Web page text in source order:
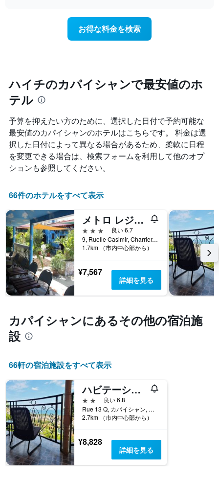
均
料
金
を
表
し
て
い
ま
す
集
計
し
表
示
し
た
も
の
表
軸
1
本
は、
ホ
テ
ル
ラ
ン
ご
と
の
ゴ
ー
を
表
し
て
い
ま
す。
表
の
て
客
室
料
金
が
ど
の
よ
う
変
化
す
る
か
を
表
し
て
い
ま
す
X
軸
1
宿
ま
で
の
日
数
を
表
し
て
い
お得な料金を検索
ハイチのカパイシャンで最安値のホ
テル
予算を抑えたい方のために、選択した日付で予約可能な
最安値のカパイシャンのホテルはこちらです。 料金は選
択した日付によって異なる場合があるため、柔軟に日程
を変更できる場合は、検索フォームを利用して他のオプ
ションも参照してください。
66件のホテルをすべて表示
メトロ レジデンス ホテル
3つ星
良い 6.7
9, Ruelle Casimir, Charrier, カパイシャン, ハイチ
1.7km （市内中心部から）
¥7,567
詳細を見る
カパイシャン​にあるその他の宿泊施
設
66​軒の宿泊施設をすべて表示
ハビテーション・デ・ローリエ
2つ星
良い 6.8
Rue 13 Q, カパイシャン, ハイチ
2.7km （市内中心部から）
¥8,828
詳細を見る